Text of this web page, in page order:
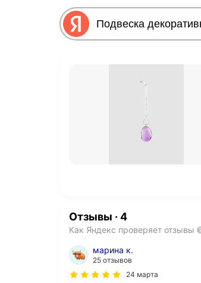
Отзывы · 4
Как Яндекс проверяет отзывы
марина к.
25 отзывов
24 марта